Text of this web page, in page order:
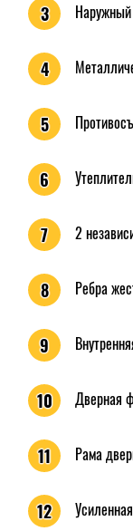
3
4
5
6
7 2
8 Ребра
9
10 Дверная
11 Рама
12